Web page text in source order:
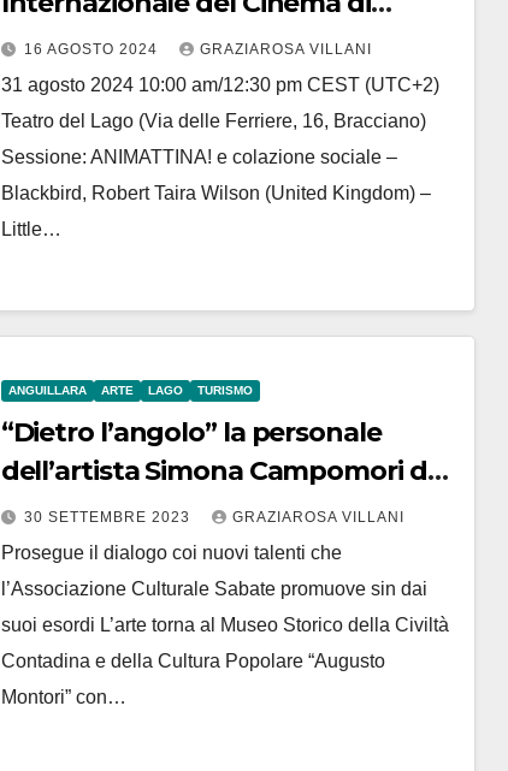
Bracciano
16 AGOSTO 2024 GRAZIAROSA VILLANI
31 agosto 2024 10:00 am/12:30 pm CEST (UTC+2)
Teatro del Lago (Via delle Ferriere, 16, Bracciano)
Sessione: ANIMATTINA! e colazione sociale –
Blackbird, Robert Taira Wilson (United Kingdom) –
Little…
ANGUILLARA ARTE LAGO TURISMO
“Dietro l’angolo” la personale
dell’artista Simona Campomori dal
14 al 29 ottobre 2023 al Museo
Contadino di Anguillara
30 SETTEMBRE 2023 GRAZIAROSA VILLANI
Prosegue il dialogo coi nuovi talenti che
l’Associazione Culturale Sabate promuove sin dai
suoi esordi L’arte torna al Museo Storico della Civiltà
Contadina e della Cultura Popolare “Augusto
Montori” con…